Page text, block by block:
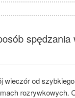
wieczór od
rozrywkowych.